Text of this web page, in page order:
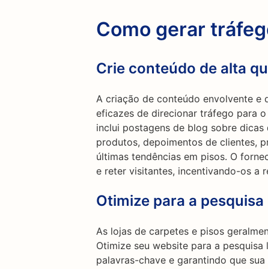
Como gerar
Crie conteúdo de alta
A criação de conteúdo envolvente e
eficazes de direcionar tráfego para
inclui postagens de blog sobre
produtos, depoimentos de clientes,
últimas tendências em pisos. O
e reter visitantes, incentivando-os a
Otimize para a pesquisa
As lojas de carpetes e pisos
Otimize seu website para a
palavras-chave e garantindo que